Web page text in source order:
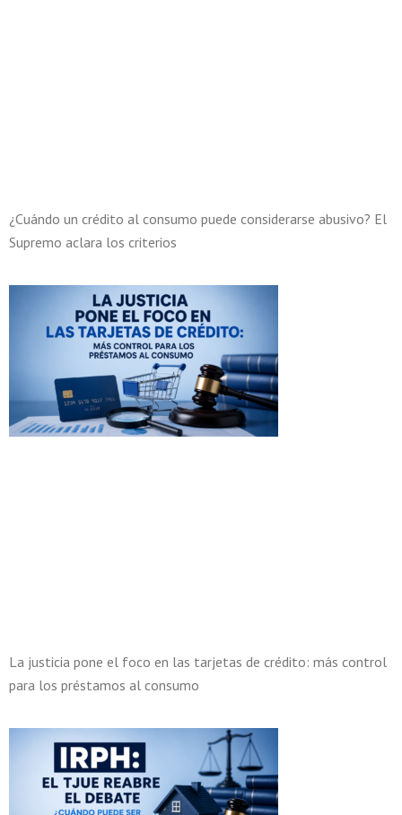
¿Cuándo un crédito al consumo puede considerarse abusivo? El
Supremo aclara los criterios
La justicia pone el foco en las tarjetas de crédito: más control
para los préstamos al consumo